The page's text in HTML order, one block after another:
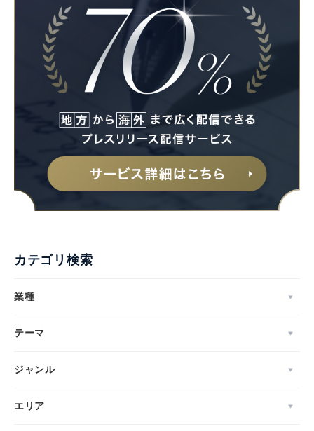
カテゴリ検索
業種
テーマ
ジャンル
エリア